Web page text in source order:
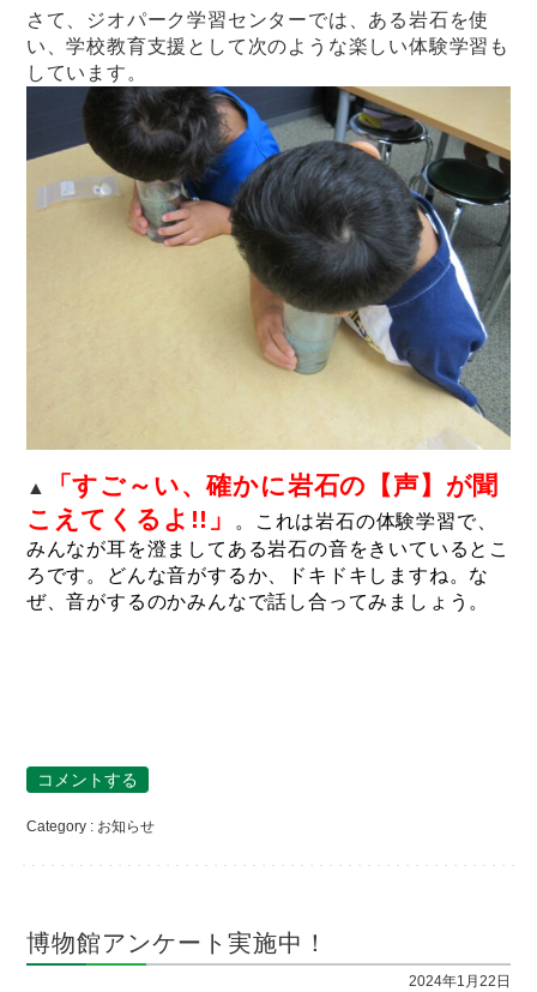
さて、ジオパーク学習センターでは、ある岩石を使
い、学校教育支援として次のような楽しい体験学習も
しています。
▲
「すご～い、確かに岩石の【声】が聞
こえてくるよ !!」
。これは岩石の体験学習で、
みんなが耳を澄ましてある岩石の音をきいているとこ
ろです。どんな音がするか、ドキドキしますね。な
ぜ、音がするのかみんなで話し合ってみましょう。
コメントする
Category : お知らせ
博物館アンケート実施中！
2024年1月22日